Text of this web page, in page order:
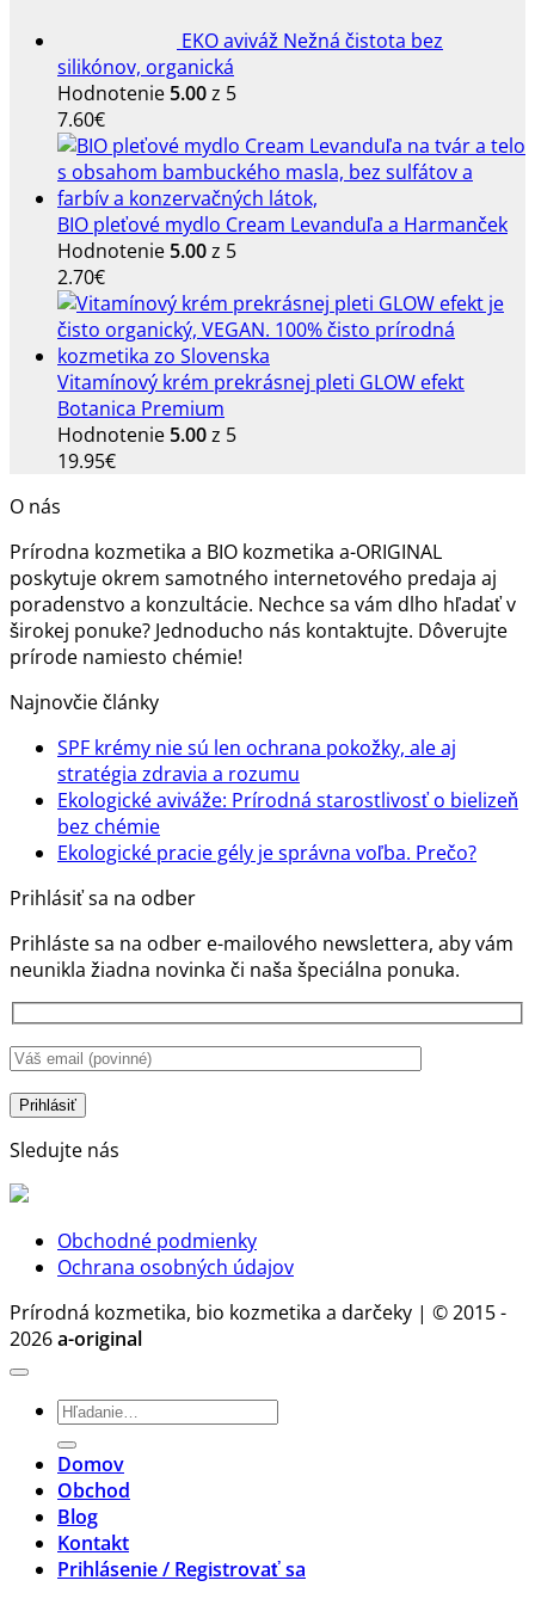
EKO aviváž Nežná čistota bez
silikónov, organická
Hodnotenie 5.00z 5
7.60€
BIO pleťové mydlo Cream Levanduľa a Harmanček
Hodnotenie 5.00z 5
2.70€
Vitamínový krém prekrásnej pleti GLOW efekt
Botanica Premium
Hodnotenie 5.00z 5
19.95€
O nás
Prírodna kozmetika a BIO kozmetika a-ORIGINAL
poskytuje okrem samotného internetového predaja aj
poradenstvo a konzultácie. Nechce sa vám dlho hľadať v
širokej ponuke? Jednoducho nás kontaktujte. Dôverujte
prírode namiesto chémie!
Najnovčie články
SPF krémy nie sú len ochrana pokožky, ale aj
stratégia zdravia a rozumu
komentáre
SPF
len
ochrana
pokožky,
Ekologické aviváže: Prírodná starostlivosť o bielizeň
bez chémieŽiadne
komentáre
Ekologické
aviváže:
Prírodná
starostlivosť
o
Ekologické pracie gély je správna voľba. Prečo?
pracie
je
Prihlásiť sa na odber
Prihláste sa na odber e-mailového newslettera, aby vám
neunikla žiadna novinka či naša špeciálna ponuka.
Sledujte nás
Obchodné podmienky
Ochrana osobných údajov
Prírodná kozmetika, bio kozmetika a darčeky | © 2015 -
2026a-original
Hľadať:
Domov
Obchod
Blog
Kontakt
Prihlásenie / Registrovať sa